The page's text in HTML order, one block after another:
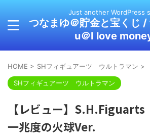
Just another WordPress
つなまゆ＠貯金と宝くじ
u＠I love
HOME > SHフィギュアーツ ウルトラマン >
SHフィギュアーツ ウルトラマン
【レビュー】
一兆度の火球Ver.